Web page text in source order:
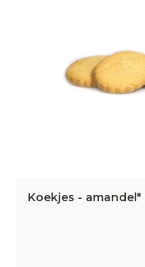
Koekjes - amandel*